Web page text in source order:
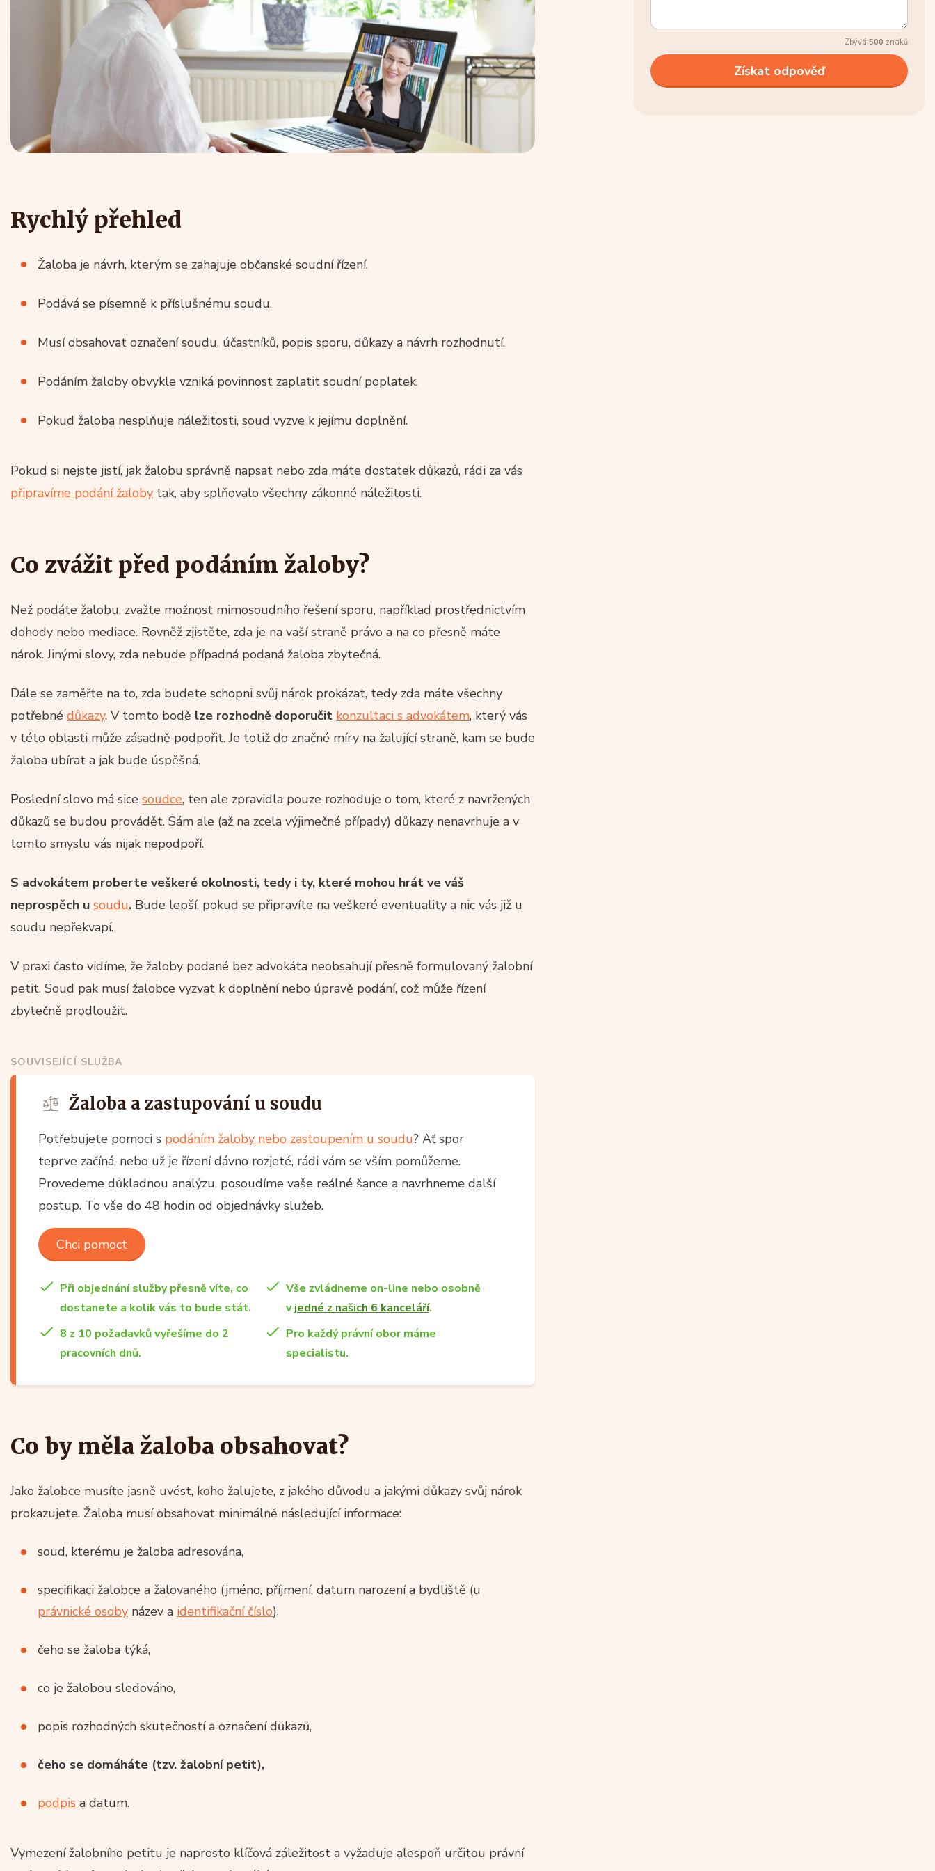
Rychlý přehled
Žaloba je návrh, kterým se zahajuje občanské soudní řízení.
Podává se písemně k příslušnému soudu.
Musí obsahovat označení soudu, účastníků, popis sporu, důkazy a návrh rozhodnutí.
Podáním žaloby obvykle vzniká povinnost zaplatit soudní poplatek.
Pokud žaloba nesplňuje náležitosti, soud vyzve k jejímu doplnění.
Pokud si nejste jistí, jak žalobu správně napsat nebo zda máte dostatek důkazů, rádi za vás
připravíme podání žaloby tak, aby splňovalo všechny zákonné náležitosti.
Co zvážit před podáním žaloby?
Než podáte žalobu, zvažte možnost mimosoudního řešení sporu, například prostřednictvím
dohody nebo mediace. Rovněž zjistěte, zda je na vaší straně právo a na co přesně máte
nárok. Jinými slovy, zda nebude případná podaná žaloba zbytečná.
Dále se zaměřte na to, zda budete schopni svůj nárok prokázat, tedy zda máte všechny
potřebné důkazy. V tomto bodě lze rozhodně doporučit konzultaci s advokátem, který vás
v této oblasti může zásadně podpořit. Je totiž do značné míry na žalující straně, kam se bude
žaloba ubírat a jak bude úspěšná.
Poslední slovo má sice soudce, ten ale zpravidla pouze rozhoduje o tom, které z navržených
důkazů se budou provádět. Sám ale (až na zcela výjimečné případy) důkazy nenavrhuje a v
tomto smyslu vás nijak nepodpoří.
S advokátem proberte veškeré okolnosti, tedy i ty, které mohou hrát ve váš
neprospěch u soudu. Bude lepší, pokud se připravíte na veškeré eventuality a nic vás již u
soudu nepřekvapí.
V praxi často vidíme, že žaloby podané bez advokáta neobsahují přesně formulovaný žalobní
petit. Soud pak musí žalobce vyzvat k doplnění nebo úpravě podání, což může řízení
zbytečně prodloužit.
SOUVISEJÍCÍ SLUŽBA
Žaloba a zastupování u soudu
Potřebujete pomoci s podáním žaloby nebo zastoupením u soudu? Ať spor
teprve začíná, nebo už je řízení dávno rozjeté, rádi vám se vším pomůžeme.
Provedeme důkladnou analýzu, posoudíme vaše reálné šance a navrhneme další
postup. To vše do 48 hodin od objednávky služeb.
Chci pomoct
Při objednání služby přesně víte, co
dostanete a kolik vás to bude stát.
Vše zvládneme on-line nebo osobně
vjedné z našich 6 kanceláří.
8 z 10 požadavků vyřešíme do 2
pracovních dnů.
Pro každý právní obor máme
specialistu.
Co by měla žaloba obsahovat?
Jako žalobce musíte jasně uvést, koho žalujete, z jakého důvodu a jakými důkazy svůj nárok
prokazujete. Žaloba musí obsahovat minimálně následující informace:
soud, kterému je žaloba adresována,
specifikaci žalobce a žalovaného (jméno, příjmení, datum narození a bydliště (u
právnické osoby název a identifikační číslo),
čeho se žaloba týká,
co je žalobou sledováno,
popis rozhodných skutečností a označení důkazů,
čeho se domáháte (tzv. žalobní petit),
podpis a datum.
Vymezení žalobního petitu je naprosto klíčová záležitost a vyžaduje alespoň určitou právní
Zbývá 500 znaků